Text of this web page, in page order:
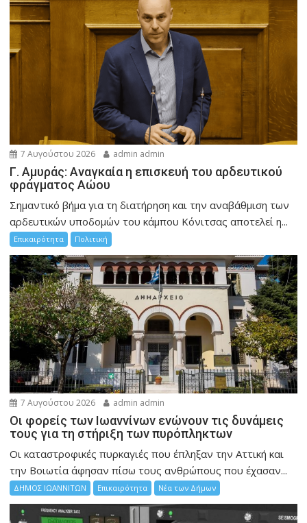
7 Αυγούστου 2026 admin admin
Γ. Αμυράς: Αναγκαία η επισκευή του αρδευτικού
φράγματος Αώου
Σημαντικό βήμα για τη διατήρηση και την αναβάθμιση των
αρδευτικών υποδομών του κάμπου Κόνιτσας αποτελεί η...
Επικαιρότητα Πολιτική
7 Αυγούστου 2026 admin admin
Οι φορείς των Ιωαννίνων ενώνουν τις δυνάμεις
τους για τη στήριξη των πυρόπληκτων
Οι καταστροφικές πυρκαγιές που έπληξαν την Αττική και
την Bοιωτία άφησαν πίσω τους ανθρώπους που έχασαν...
ΔΗΜΟΣ ΙΩΑΝΝΙΤΩΝ Επικαιρότητα Νέα των Δήμων